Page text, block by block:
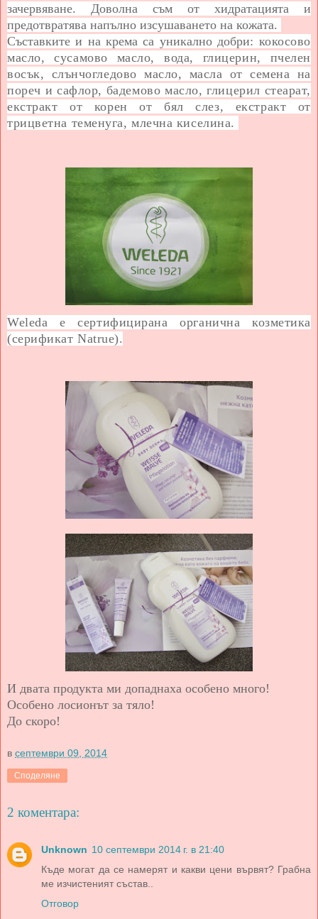
зачервяване. Доволна съм от хидратацията и
предотвратява напълно изсушаването на кожата.
Съставките и на крема са уникално добри: кокосово
масло, сусамово масло, вода, глицерин, пчелен
восък, слънчогледово масло, масла от семена на
пореч и сафлор, бадемово масло, глицерил стеарат,
екстракт от корен от бял слез, екстракт от
трицветна теменуга, млечна киселина.
Weleda е сертифицирана органична козметика
(серификат Natrue).
И двата продукта ми допаднаха особено много!
Особено лосионът за тяло!
До скоро!
в септември 09, 2014
Споделяне
2 коментара:
Unknown 10 септември 2014 г. в 21:40
Къде могат да се намерят и какви цени вървят? Грабна
ме изчистеният състав..
Отговор